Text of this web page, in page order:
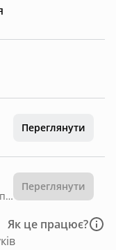
Переглянути
Оберіть дати, щоб переглянути правила
Переглянути
Як це працює?